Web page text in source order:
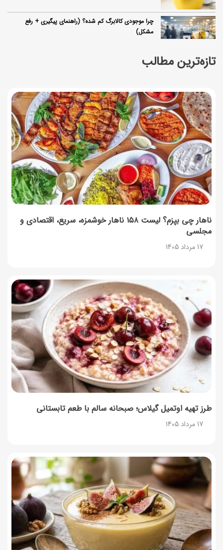
تازه‌ترین مطالب
ناهار چی بپزم؟ لیست ۱۵۸ ناهار خوشمزه، سریع، اقتصادی و
مجلسی
17 مرداد 1405
طرز تهیه اوتمیل گیلاس؛ صبحانه سالم با طعم تابستانی
17 مرداد 1405
چرا موجودی کالابرگ کم شده؟ (راهنمای پیگیری + رفع
مشکل)
ساخت فیلم سینمایی «Game of Thrones» رسماً تأیید شد
آموزش گام به گام برنامه شمیم کالابرگ
17 مرداد 1405
لیست شهرهای فعال اُکالا
17 مرداد 1405
روش‌های استعلام کالابرگ (فعال بودن و موجودی)
17 مرداد 1405
نحوه دریافت رمز خرید کالابرگ برای خرید آنلاین (رمز
یکبارمصرف کالابرگ)
17 مرداد 1405
طرز تهیه مارمالاد انجیر خوشرنگ+ نکات شکرک نزدن
16 مرداد 1405